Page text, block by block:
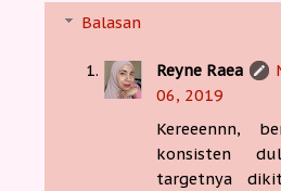
Balasan
Reyne Raea
06, 2019
Kereeennn,
konsisten
targetnya